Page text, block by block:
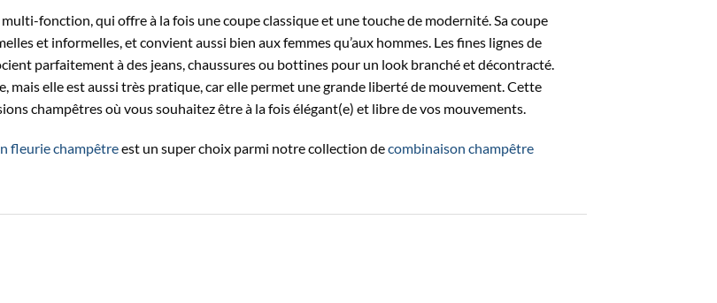
fonction, qui offre à la fois une coupe classique et une touche de modernité. Sa coupe
et informelles, et convient aussi bien aux femmes qu’aux hommes. Les fines lignes de
parfaitement à des jeans, chaussures ou bottines pour un look branché et décontracté.
mais elle est aussi très pratique, car elle permet une grande liberté de mouvement. Cette
champêtres où vous souhaitez être à la fois élégant(e) et libre de vos mouvements.
fleurie champêtreest un super choix parmi notre collection decombinaison champêtre